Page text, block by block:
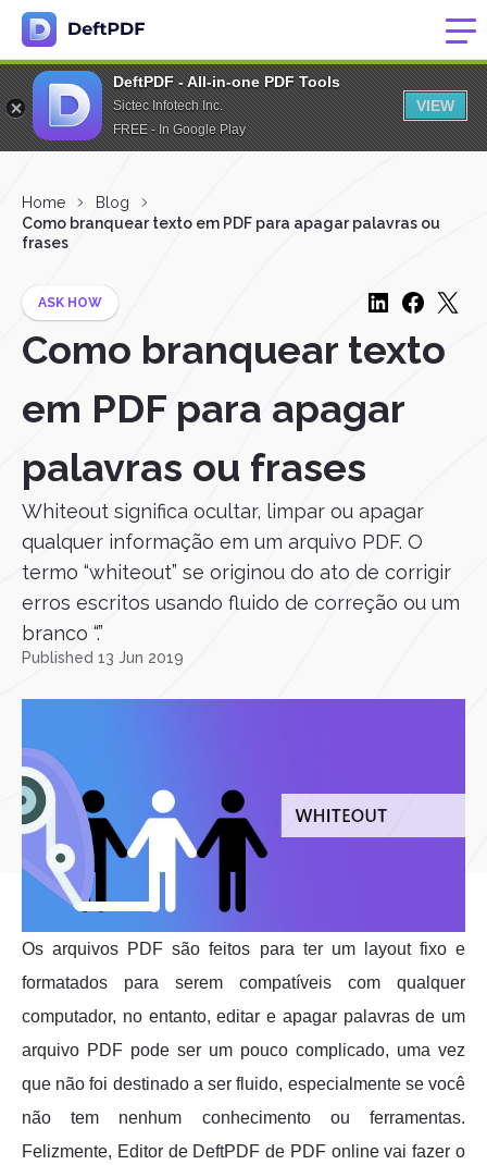
DeftPDF - All-in-one PDF Tools
Sictec Infotech Inc.
FREE - In Google Play
VIEW
Home
Blog
Como branquear texto em PDF para apagar palavras ou
frases
ASK HOW
Como branquear texto
em PDF para apagar
palavras ou frases
Whiteout significa ocultar, limpar ou apagar
qualquer informação em um arquivo PDF. O
termo “whiteout” se originou do ato de corrigir
erros escritos usando fluido de correção ou um
branco “.”
Published 13 Jun 2019
Os arquivos PDF são feitos para ter um layout fixo e
formatados para serem compatíveis com qualquer
computador, no entanto, editar e apagar palavras de um
arquivo PDF pode ser um pouco complicado, uma vez
que não foi destinado a ser fluido, especialmente se você
não tem nenhum conhecimento ou ferramentas.
Felizmente, Editor de DeftPDF de PDF online vai fazer o